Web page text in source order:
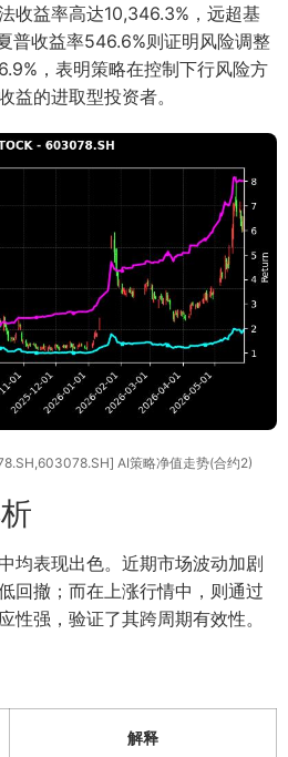
收益率高达10,346.3%，远超基
普收益率546.6%则证明风险调整
，表明策略在控制下行风险方
益的进取型投资者。
AI策略净值走势(合约2)
均表现出色。近期市场波动加剧
回撤；而在上涨行情中，则通过
性强，验证了其跨周期有效性。
解释